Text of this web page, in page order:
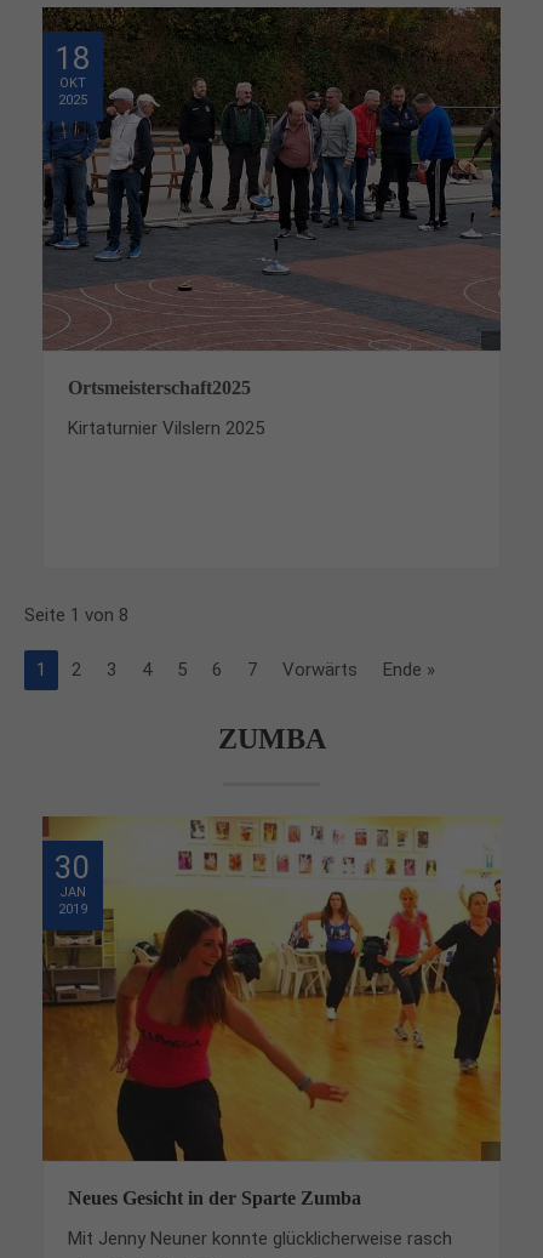
18
OKT
2025
Ortsmeisterschaft2025
Kirtaturnier Vilslern 2025
Seite 1 von 8
1 2 3 4 5 6 7 Vorwärts Ende »
ZUMBA
30
JAN
2019
Neues Gesicht in der Sparte Zumba
Mit Jenny Neuner konnte glücklicherweise rasch